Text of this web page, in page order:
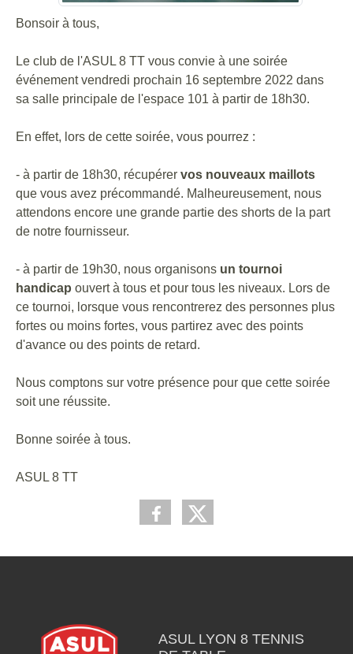
Bonsoir à tous,
Le club de l'ASUL 8 TT vous convie à une soirée
événement vendredi prochain 16 septembre 2022 dans
sa salle principale de l'espace 101 à partir de 18h30.
En effet, lors de cette soirée, vous pourrez :
- à partir de 18h30, récupérer vos nouveaux maillots
que vous avez précommandé. Malheureusement, nous
attendons encore une grande partie des shorts de la part
de notre fournisseur.
- à partir de 19h30, nous organisons un tournoi
handicap ouvert à tous et pour tous les niveaux. Lors de
ce tournoi, lorsque vous rencontrerez des personnes plus
fortes ou moins fortes, vous partirez avec des points
d'avance ou des points de retard.
Nous comptons sur votre présence pour que cette soirée
soit une réussite.
Bonne soirée à tous.
ASUL 8 TT
ASUL LYON 8 TENNIS